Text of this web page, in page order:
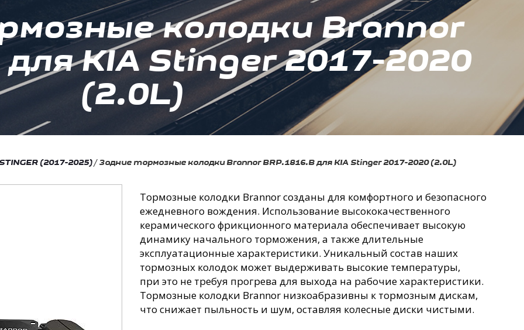
колодки Brannor
KIA Stinger 2017-2020
(2.0L)
(2017-2025) /Задние тормозные колодки Brannor BRP.1816.B для KIA Stinger 2017-2020 (2.0L)
Тормозные колодки Brannor созданы для комфортного и безопасного
ежедневного вождения. Использование высококачественного
керамического фрикционного материала обеспечивает высокую
динамику начального торможения, а также длительные
эксплуатационные характеристики. Уникальный состав наших
тормозных колодок может выдерживать высокие температуры,
при это не требуя прогрева для выхода на рабочие характеристики.
Тормозные колодки Brannor низкоабразивны к тормозным дискам,
что снижает пыльность и шум, оставляя колесные диски чистыми.